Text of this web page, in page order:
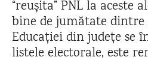
“reușita” PNL la aceste
bine de jumătate
Educației din județe se
listele electorale, este